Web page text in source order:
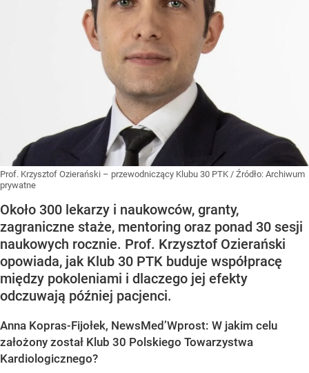
Prof. Krzysztof Ozierański – przewodniczący Klubu 30 PTK / Źródło: Archiwum
prywatne
Około 300 lekarzy i naukowców, granty,
zagraniczne staże, mentoring oraz ponad 30 sesji
naukowych rocznie. Prof. Krzysztof Ozierański
opowiada, jak Klub 30 PTK buduje współpracę
między pokoleniami i dlaczego jej efekty
odczuwają później pacjenci.
Anna Kopras-Fijołek, NewsMed’Wprost: W jakim celu
założony został Klub 30 Polskiego Towarzystwa
Kardiologicznego?